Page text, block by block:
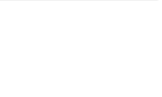
す。なるべくお早めにお召